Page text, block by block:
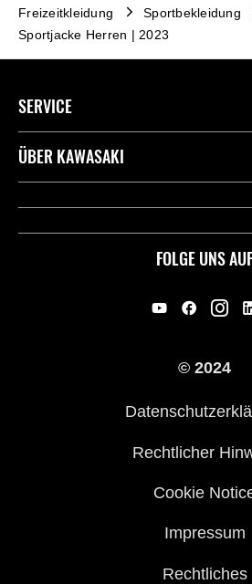
Freizeitkleidung
Sportbekleidung
Sportjacke Herren | 2023
FOLGE UNS AUF
SERVICE
Kontaktiere uns
ÜBER KAWASAKI
Kawasaki Deutschland
© 2024
Rechtlicher
Cookie
Impressum
Rechtliches